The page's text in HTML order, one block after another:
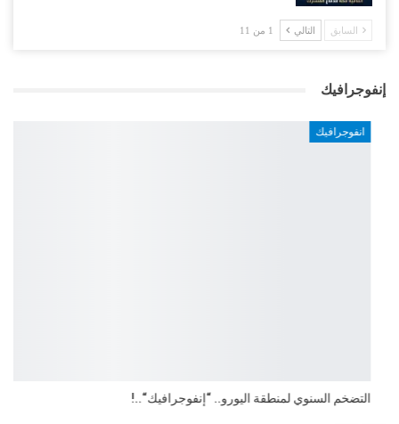
السابق التالي 1 من 11
إنفوجرافيك
انفوجرافيك
التضخم السنوي لمنطقة اليورو.. “إنفوجرافيك“..!